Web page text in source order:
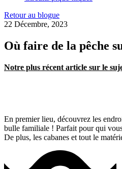
Retour au blogue
22 Décembre, 2023
Où faire de la pêche
Notre plus récent article sur le
En premier lieu, découvrez les
bulle familiale ! Parfait pour qui
De plus, les cabanes et tout le